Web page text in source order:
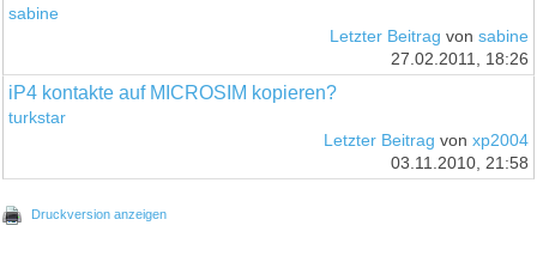
sabine
Letzter Beitrag von sabine
27.02.2011, 18:26
iP4 kontakte auf MICROSIM kopieren?
turkstar
Letzter Beitrag von xp2004
03.11.2010, 21:58
Druckversion anzeigen